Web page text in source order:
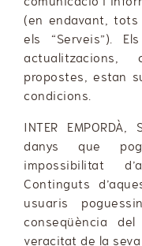
(en endavant,
els “Serveis”).
propostes, estan
condicions.
INTER
danys que
impossibilitat
Continguts
usuaris
conseqüència
veracitat de la